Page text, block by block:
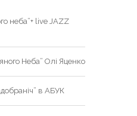
неба”+ live JAZZ
Неба” Олі Яценко
в АБУК